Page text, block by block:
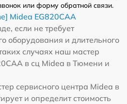
или форму обратной связи.
Midea EG820CAA
если не требует
оборудования и длительного
случаях наш мастер
в сц Midea в Тюмени и
сервисного центра Midea в
и определит стоимость